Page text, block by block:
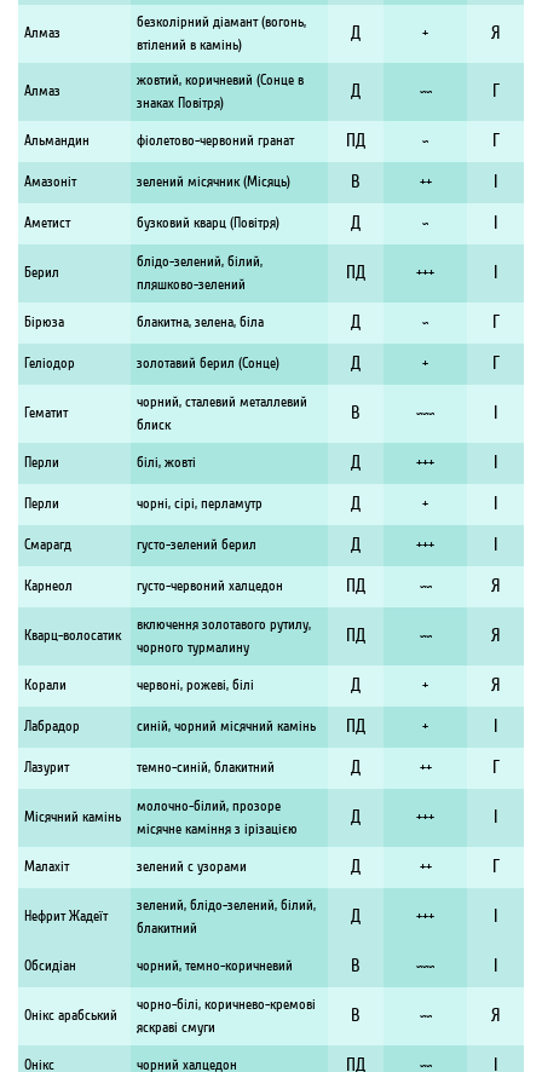
Алмаз
безколірний діамант (вогонь,
втілений в камінь)
Д + Я
Алмаз
жовтий, коричневий (Сонце в
знаках Повітря)
Д ~~ Г
Альмандин фіолетово-червоний гранат ПД ~ Г
Амазоніт зелений місячник (Місяць) В ++
Аметист бузковий кварц (Повітря) Д ~
Берил
блідо-зелений, білий,
пляшково-зелений
ПД +++
Бірюза блакитна, зелена, біла Д ~ Г
Геліодор золотавий берил (Сонце) Д + Г
Гематит
чорний, сталевий металлевий
блиск
В ~~~
Перли білі, жовті Д +++
Перли чорні, сірі, перламутр Д +
Смарагд густо-зелений берил Д +++
Карнеол густо-червоний халцедон ПД ~~ Я
Кварц-волосатик
включення золотавого рутилу,
чорного турмалину
ПД ~~ Я
Корали червоні, рожеві, білі Д + Я
Лабрадор синій, чорний місячний камінь ПД +
Лазурит темно-синій, блакитний Д ++ Г
Місячний камінь
молочно-білий, прозоре
місячне каміння з ірізацією
Д +++
Малахіт зелений с узорами Д ++ Г
Нефрит Жадеїт
зелений, блідо-зелений, білий,
блакитний
Д +++
Обсидіан чорний, темно-коричневий В ~~~
Онікс арабський
чорно-білі, коричнево-кремові
яскраві смуги
В ~~ Я
Онікс чорний халцедон ПД ~~